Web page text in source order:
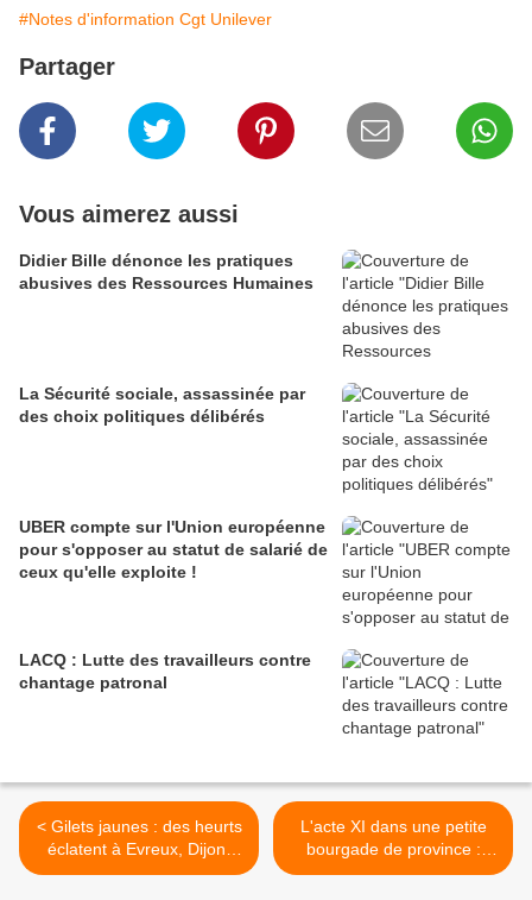
#Notes d'information Cgt Unilever
Partager
Vous aimerez aussi
Didier Bille dénonce les pratiques
abusives des Ressources Humaines
La Sécurité sociale, assassinée par
des choix politiques délibérés
UBER compte sur l'Union européenne
pour s'opposer au statut de salarié de
ceux qu'elle exploite !
LACQ : Lutte des travailleurs contre
chantage patronal
< Gilets jaunes : des heurts
éclatent à Evreux, Dijon,
Nantes et Marseille
L'acte XI dans une petite
bourgade de province :
SAINT-JUST-EN